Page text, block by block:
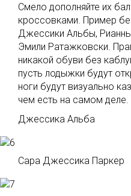
Смело дополняйте их
кроссовками. Пример
Джессики Альбы,
Эмили Ратажковски.
никакой обуви без
пусть лодыжки будут
ноги будут визуально
чем есть на самом деле.
Джессика Альба
Сара Джессика Паркер